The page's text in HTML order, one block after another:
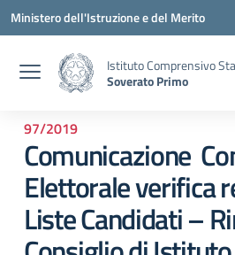
Vai ai contenuti
Vai al menu di navigazione
Vai al footer
Ministero dell'Istruzione e del Merito
Istituto Comprensivo
Soverato Primo
97/2019
Comunicazione
Elettorale verifica
Liste Candidati –